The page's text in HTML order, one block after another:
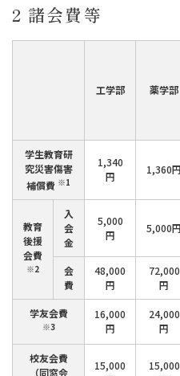
2 諸会費等
工学部 薬学部
学生教育研
究災害傷害
補償費 ※1
1,340
円
1,360円
教育
後援
会費
※2
入
会
金
5,000
円
5,000円
会
費
48,000
円
72,000
円
学友会費
※3
16,000
円
24,000
円
校友会費
（同窓会
15,000
15,000